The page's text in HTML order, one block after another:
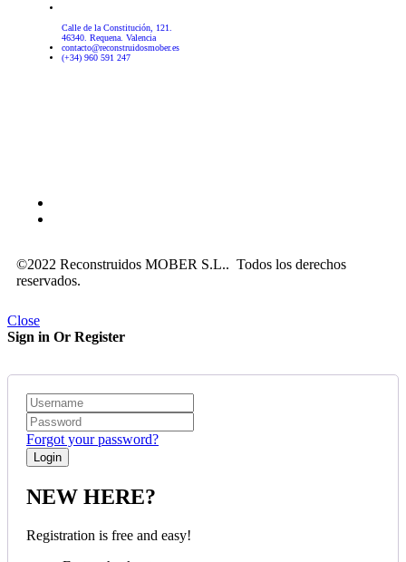
Calle de la Constitución, 121.
46340. Requena. Valencia
contacto@reconstruidosmober.es
(+34) 960 591 247
©2022 Reconstruidos MOBER S.L.. Todos los derechos
reservados.
Close
Sign in Or Register
Forgot your password?
NEW HERE?
Registration is free and easy!